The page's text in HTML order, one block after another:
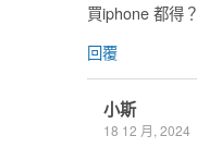
買iphone 都得？
回覆
小斯
18 12 月, 2024